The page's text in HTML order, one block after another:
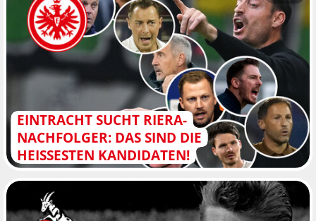
EINTRACHT SUCHT RIERA-
NACHFOLGER: DAS SIND DIE
HEISSESTEN KANDIDATEN!